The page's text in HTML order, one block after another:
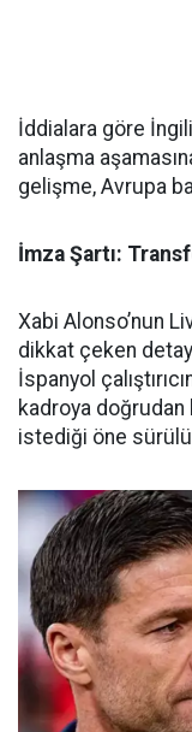
İddialara göre
anlaşma
gelişme, Avrupa
İmza Şartı:
Xabi Alonso’nun
dikkat çeken
İspanyol
kadroya
istediği öne